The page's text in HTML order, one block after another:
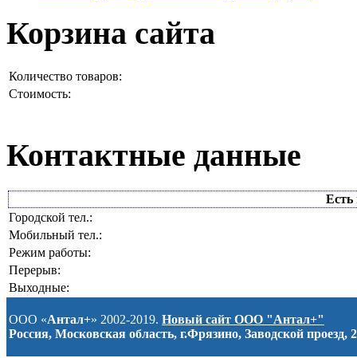
Корзина сайта
Количество товаров:
Стоимость:
Контактные данные
Есть
Городской тел.:
Мобильный тел.:
Режим работы:
Перерыв:
Выходные:
ООО «Антал+» 2002-2019. Новый сайт ООО "Антал+"
Россия, Московская область, г.Фрязино, Заводской проезд, 2